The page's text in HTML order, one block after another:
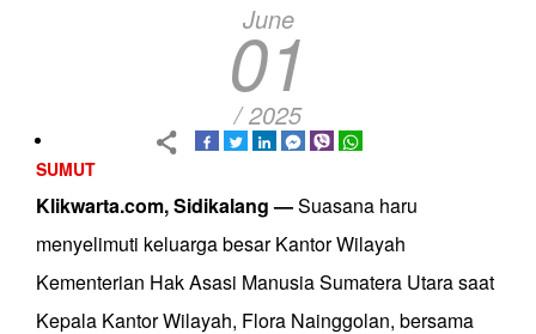
June
01
/ 2025
SUMUT
Klikwarta.com, Sidikalang —Suasana haru
menyelimuti keluarga besar Kantor Wilayah
Kementerian Hak Asasi Manusia Sumatera Utara saat
Kepala Kantor Wilayah, Flora Nainggolan, bersama